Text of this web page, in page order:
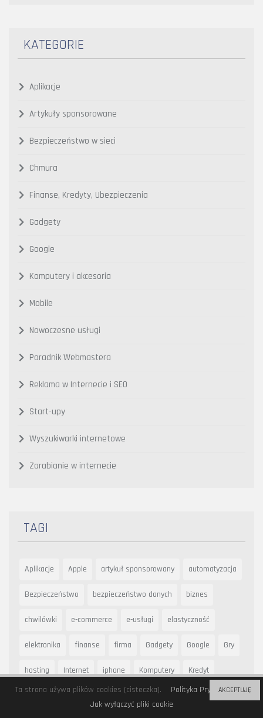
KATEGORIE
Aplikacje
Artykuły sponsorowane
Bezpieczeństwo w sieci
Chmura
Finanse, Kredyty, Ubezpieczenia
Gadgety
Google
Komputery i akcesoria
Mobile
Nowoczesne usługi
Poradnik Webmastera
Reklama w Internecie i SEO
Start-upy
Wyszukiwarki internetowe
Zarabianie w internecie
TAGI
Aplikacje Apple artykuł sponsorowany automatyzacja
Bezpieczeństwo bezpieczeństwo danych biznes
chwilówki e-commerce e-usługi elastyczność
elektronika finanse firma Gadgety Google Gry
hosting Internet iphone Komputery Kredyt
kredyty marketing mobile narzędzia optymalizacja
Ta strona używa plików cookies (cisteczka).
Polityka Prywatności
Jak wyłączyć pliki cookie
AKCEPTUJĘ